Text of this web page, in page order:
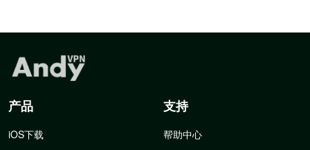
产品
iOS下载
支持
帮助中心